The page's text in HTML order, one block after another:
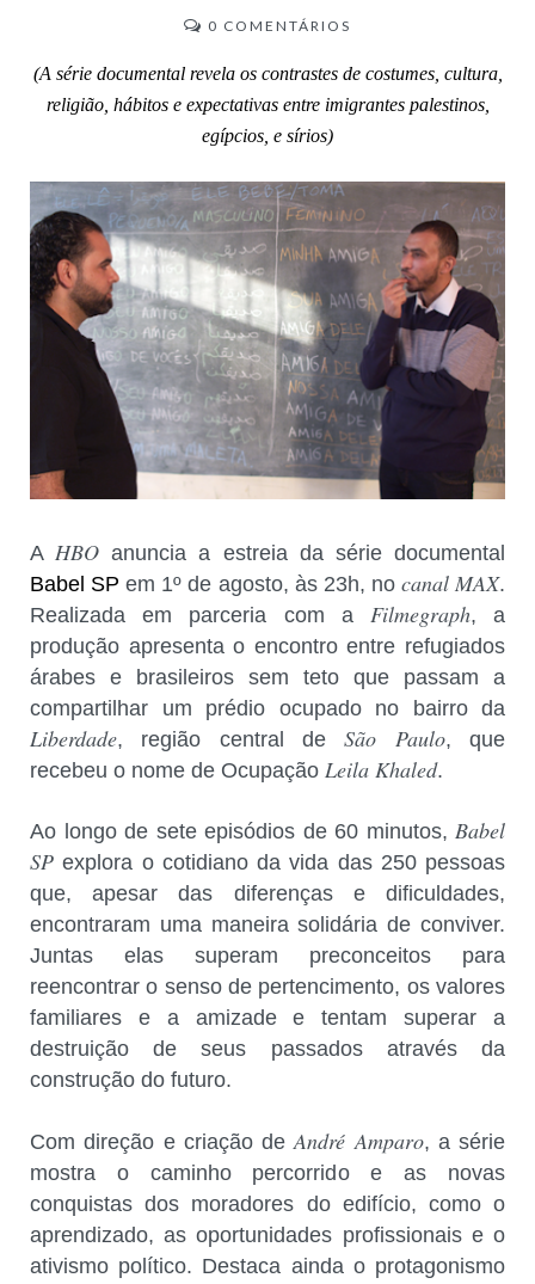
0 COMENTÁRIOS
(A série documental revela os contrastes de costumes, cultura,
religião, hábitos e expectativas entre imigrantes palestinos,
egípcios, e sírios)
AHBO anuncia a estreia da série documental
Babel SP em 1º de agosto, às 23h, no canal MAX.
Realizada em parceria com a Filmegraph, a
produção apresenta o encontro entre refugiados
árabes e brasileiros sem teto que passam a
compartilhar um prédio ocupado no bairro da
Liberdade, região central deSão Paulo, que
recebeu o nome de Ocupação Leila Khaled.
Ao longo de sete episódios de 60 minutos, Babel
SPexplora o cotidiano da vida das 250 pessoas
que, apesar das diferenças e dificuldades,
encontraram uma maneira solidária de conviver.
Juntas elas superam preconceitos para
reencontrar o senso de pertencimento, os valores
familiares e a amizade e tentam superar a
destruição de seus passados através da
construção do futuro.
Com direção e criação deAndré Amparo, a série
mostra o caminho percorrido e as novas
conquistas dos moradores do edifício, como o
aprendizado, as oportunidades profissionais e o
ativismo político. Destaca ainda o protagonismo